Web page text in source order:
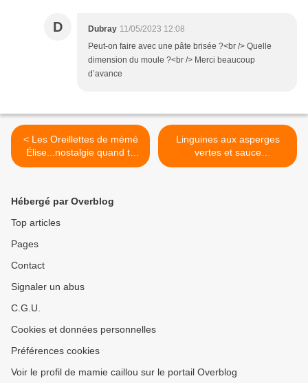
D Dubray 11/05/2023 12:08
Peut-on faire avec une pâte brisée ?<br /> Quelle
dimension du moule ?<br /> Merci beaucoup
d’avance
< Les Oreillettes de mémé
Élise...nostalgie quand tu
reviens !
Linguines aux asperges
vertes et sauce
crémée...c'est la saison et
Hébergé par Overblog
Top articles
Pages
Contact
Signaler un abus
C.G.U.
Cookies et données personnelles
Préférences cookies
Voir le profil de mamie caillou sur le portail Overblog